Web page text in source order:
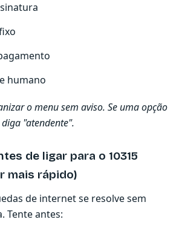
humano
o menu sem aviso. Se uma opção
"atendente".
de ligar para o 10315
mais rápido)
de internet se resolve sem
Tente antes: